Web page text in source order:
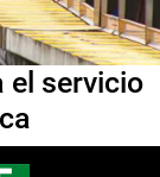
el servicio